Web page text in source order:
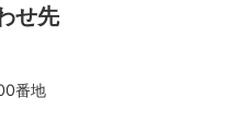
せ先
番地